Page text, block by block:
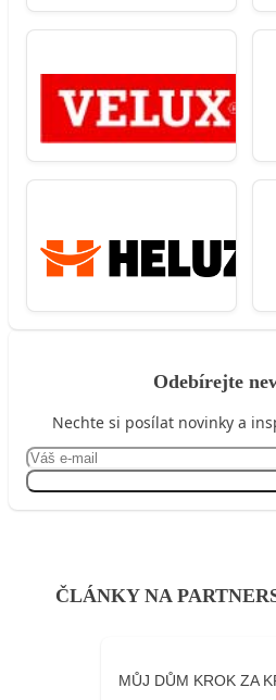
Odebírejte
Nechte si posílat novinky a
ČLÁNKY NA
MŮJ DŮM KROK ZA